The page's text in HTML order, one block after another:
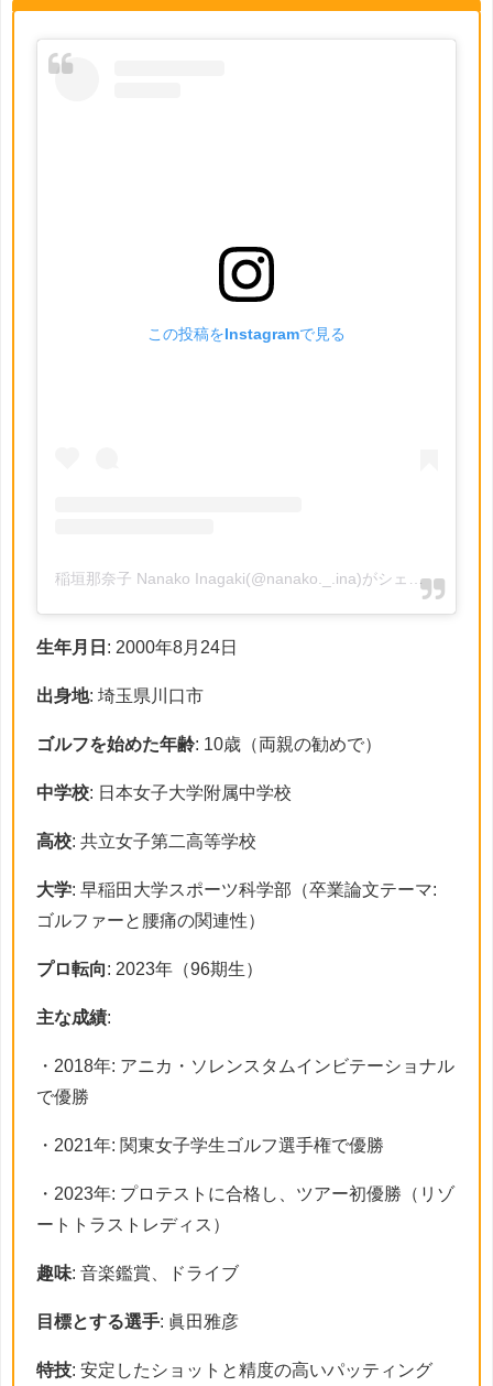
この投稿をInstagramで見る
稲垣那奈子 Nanako Inagaki(@nanako._.ina)がシェアした投稿
生年月日 : 2000年8月24日
出身地: 埼玉県川口市
ゴルフを始めた年齢: 10歳（両親の勧めで）
中学校: 日本女子大学附属中学校
高校: 共立女子第二高等学校
大学: 早稲田大学スポーツ科学部（卒業論文テーマ:
ゴルファーと腰痛の関連性）
プロ転向: 2023年（96期生）
主な成績:
・2018年: アニカ・ソレンスタムインビテーショナル
で優勝
・2021年: 関東女子学生ゴルフ選手権で優勝
・2023年: プロテストに合格し、ツアー初優勝（リゾ
ートトラストレディス）
趣味: 音楽鑑賞、ドライブ
目標とする選手: 眞田雅彦
特技: 安定したショットと精度の高いパッティング